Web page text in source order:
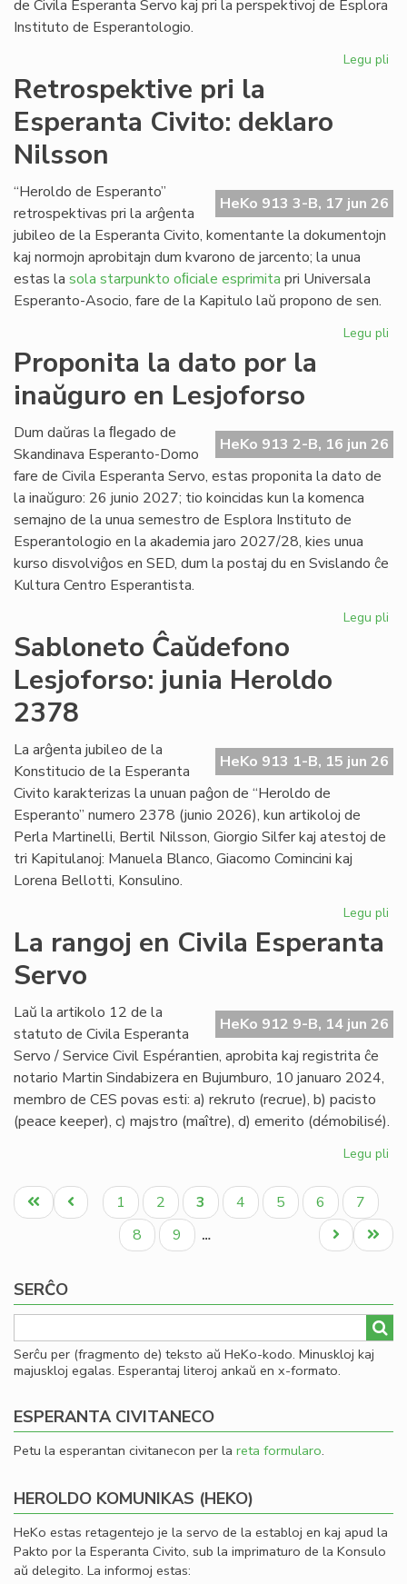
de Civila Esperanta Servo kaj pri la perspektivoj de Esplora
Instituto de Esperantologio.
Legu pli
Retrospektive pri la
Esperanta Civito: deklaro
Nilsson
HeKo 913 3-B, 17 jun 26
“Heroldo de Esperanto”
retrospektivas pri la arĝenta
jubileo de la Esperanta Civito, komentante la dokumentojn
kaj normojn aprobitajn dum kvarono de jarcento; la unua
estas la sola starpunkto oﬁciale esprimita pri Universala
Esperanto-Asocio, fare de la Kapitulo laŭ propono de sen.
Legu pli
Proponita la dato por la
inaŭguro en Lesjoforso
HeKo 913 2-B, 16 jun 26
Dum daŭras la ﬂegado de
Skandinava Esperanto-Domo
fare de Civila Esperanta Servo, estas proponita la dato de
la inaŭguro: 26 junio 2027; tio koincidas kun la komenca
semajno de la unua semestro de Esplora Instituto de
Esperantologio en la akademia jaro 2027/28, kies unua
kurso disvolviĝos en SED, dum la postaj du en Svislando ĉe
Kultura Centro Esperantista.
Legu pli
en
Sabloneto Ĉaŭdefono
Lesjoforso: junia Heroldo
2378
HeKo 913 1-B, 15 jun 26
La arĝenta jubileo de la
Konstitucio de la Esperanta
Civito karakterizas la unuan paĝon de “Heroldo de
Esperanto” numero 2378 (junio 2026), kun artikoloj de
Perla Martinelli, Bertil Nilsson, Giorgio Silfer kaj atestoj de
tri Kapitulanoj: Manuela Blanco, Giacomo Comincini kaj
Lorena Bellotti, Konsulino.
Legu pli
La rangoj en Civila Esperanta
Servo
HeKo 912 9-B, 14 jun 26
Laŭ la artikolo 12 de la
statuto de Civila Esperanta
Servo / Service Civil Espérantien, aprobita kaj registrita ĉe
notario Martin Sindabizera en Bujumburo, 10 januaro 2024,
membro de CES povas esti: a) rekruto (recrue), b) pacisto
(peace keeper), c) majstro (maître), d) emerito (démobilisé).
Legu pli
Pagination
Unua
paĝo
Antaŭa
paĝo
Paĝo
1 Paĝo
2
Aktuala
paĝo
3 Paĝo
4 Paĝo
5 Paĝo
6 Paĝo
7
Paĝo
8 Paĝo
9 …
Last
page
Next
page
SERĈO
Serĉu per (fragmento de) teksto aŭ HeKo-kodo. Minuskloj kaj
majuskloj egalas. Esperantaj literoj ankaŭ en x-formato.
ESPERANTA CIVITANECO
Petu la esperantan civitanecon per la reta formularo.
HEROLDO KOMUNIKAS (HEKO)
HeKo estas retagentejo je la servo de la establoj en kaj apud la
Pakto por la Esperanta Civito, sub la imprimaturo de la Konsulo
aŭ delegito. La informoj estas: